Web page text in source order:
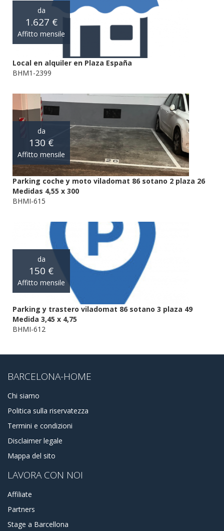
da
1.627 €
Affitto mensile
Local en alquiler en Plaza España
BHM1-2399
da
130 €
Affitto mensile
Parking coche y moto viladomat 86 sotano 2 plaza 26
Medidas 4,55 x 300
BHMI-615
da
150 €
Affitto mensile
Parking y trastero viladomat 86 sotano 3 plaza 49
Medida 3,45 x 4,75
BHMI-612
BARCELONA-HOME
Chi siamo
Politica sulla riservatezza
Termini e condizioni
Disclaimer legale
Mappa del sito
LAVORA CON NOI
Affiliate
Partners
Stage a Barcellona